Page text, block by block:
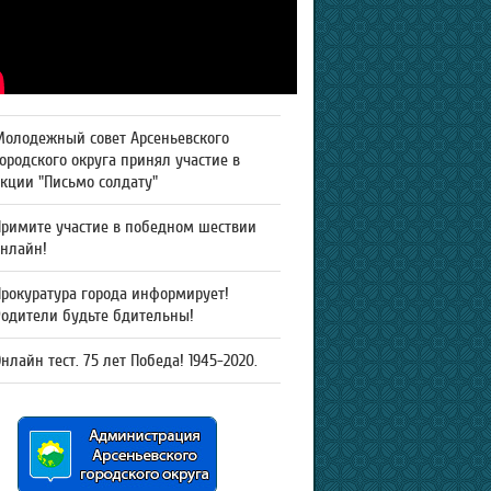
совет Арсеньевского
округа принял участие в
"Письмо солдату"
участие в победном шествии
города информирует!
будьте бдительны!
тест. 75 лет Победа! 1945-2020.